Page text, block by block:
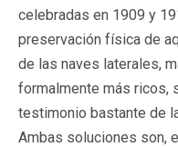
celebradas en 1909 y
preservación física de
de las naves laterales,
formalmente más ricos,
testimonio bastante de
Ambas soluciones son,